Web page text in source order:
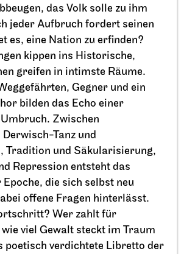
das Volk solle zu ihm
jeder Aufbruch fordert seinen
es, eine Nation zu erfinden?
kippen ins Historische,
greifen in intimste Räume.
Gegner und ein
bilden das Echo einer
Zwischen
Tanz und
Tradition und Säkularisierung,
Repression entsteht das
die sich selbst neu
offene Fragen hinterlässt.
Wer zahlt für
viel Gewalt steckt im Traum
poetisch verdichtete Libretto der